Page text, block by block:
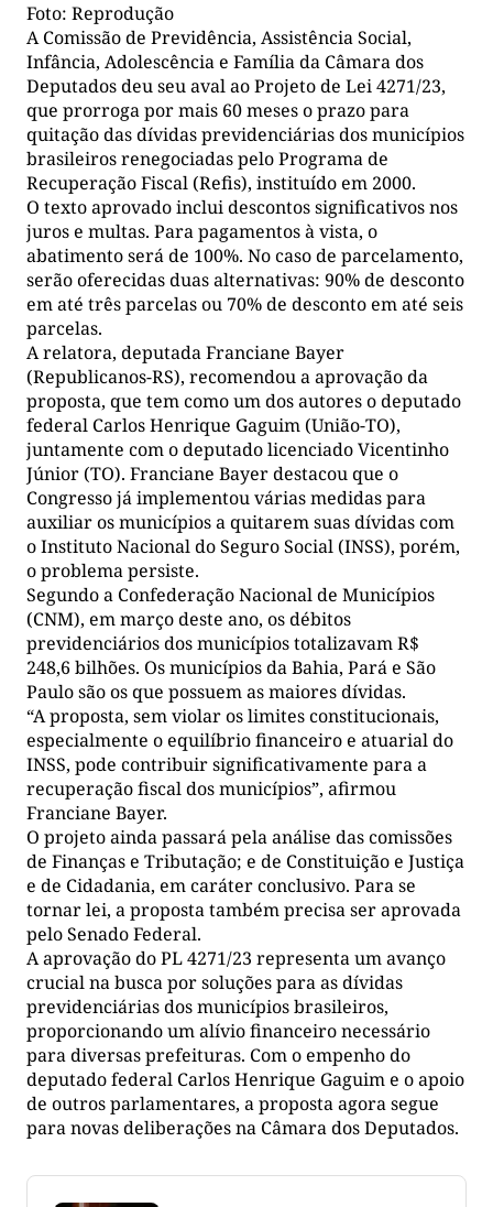
Foto: Reprodução
A Comissão de Previdência, Assistência Social,
Infância, Adolescência e Família da Câmara dos
Deputados deu seu aval ao Projeto de Lei 4271/23,
que prorroga por mais 60 meses o prazo para
quitação das dívidas previdenciárias dos municípios
brasileiros renegociadas pelo Programa de
Recuperação Fiscal (Refis), instituído em 2000.
O texto aprovado inclui descontos significativos nos
juros e multas. Para pagamentos à vista, o
abatimento será de 100%. No caso de parcelamento,
serão oferecidas duas alternativas: 90% de desconto
em até três parcelas ou 70% de desconto em até seis
parcelas.
A relatora, deputada Franciane Bayer
(Republicanos-RS), recomendou a aprovação da
proposta, que tem como um dos autores o deputado
federal Carlos Henrique Gaguim (União-TO),
juntamente com o deputado licenciado Vicentinho
Júnior (TO). Franciane Bayer destacou que o
Congresso já implementou várias medidas para
auxiliar os municípios a quitarem suas dívidas com
o Instituto Nacional do Seguro Social (INSS), porém,
o problema persiste.
Segundo a Confederação Nacional de Municípios
(CNM), em março deste ano, os débitos
previdenciários dos municípios totalizavam R$
248,6 bilhões. Os municípios da Bahia, Pará e São
Paulo são os que possuem as maiores dívidas.
“A proposta, sem violar os limites constitucionais,
especialmente o equilíbrio financeiro e atuarial do
INSS, pode contribuir significativamente para a
recuperação fiscal dos municípios”, afirmou
Franciane Bayer.
O projeto ainda passará pela análise das comissões
de Finanças e Tributação; e de Constituição e Justiça
e de Cidadania, em caráter conclusivo. Para se
tornar lei, a proposta também precisa ser aprovada
pelo Senado Federal.
A aprovação do PL 4271/23 representa um avanço
crucial na busca por soluções para as dívidas
previdenciárias dos municípios brasileiros,
proporcionando um alívio financeiro necessário
para diversas prefeituras. Com o empenho do
deputado federal Carlos Henrique Gaguim e o apoio
de outros parlamentares, a proposta agora segue
para novas deliberações na Câmara dos Deputados.